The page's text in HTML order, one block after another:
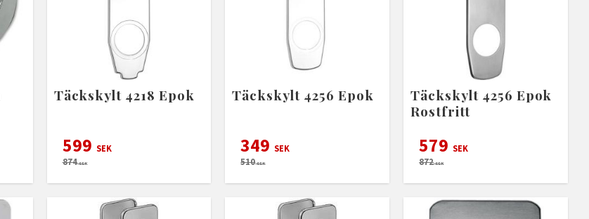
Täckskylt 4218 Epok
599 SEK
874SEK
Täckskylt 4256 Epok
349 SEK
510SEK
Täckskylt 4256 Epok
Rostfritt
579 SEK
872SEK